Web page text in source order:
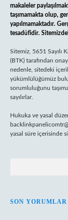
makaleler
taşımamakta olup,
yapılmamaktadır.
tesadüfidir.
Sitemiz, 5651 Sayılı
(BTK) tarafından
nedenle, sitedeki
yükümlülüğümüz
sorumluluğunu
sayılırlar.
Hukuka ve yasal
yasal süre içerisinde
SON YORUMLAR